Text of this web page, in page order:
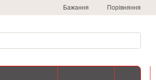
Бажання Порівняння